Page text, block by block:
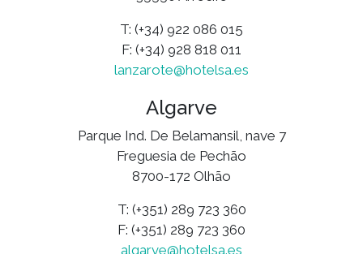
T: (+34) 922 086 015
F: (+34) 928 818 011
lanzarote@hotelsa.es
Algarve
Parque Ind. De Belamansil, nave 7
Freguesia de Pechão
8700-172 Olhão
T: (+351) 289 723 360
F: (+351) 289 723 360
algarve@hotelsa.es